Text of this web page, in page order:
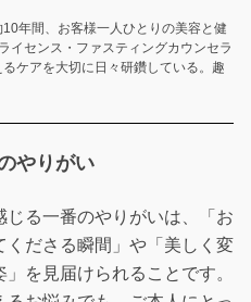
年間、お客様一人ひとりの美容と健
イセンス・ファスティングカウンセラ
ケアを大切に日々研鑽している。趣
やりがい
る一番のやりがいは、「お
ださる瞬間」や「美しく変
を見届けられることです。